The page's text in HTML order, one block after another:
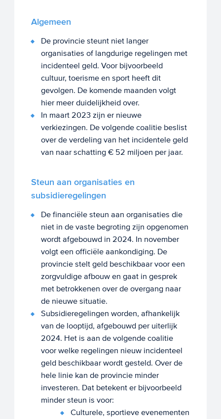
Algemeen
De provincie steunt niet langer
organisaties of langdurige regelingen met
incidenteel geld. Voor bijvoorbeeld
cultuur, toerisme en sport heeft dit
gevolgen. De komende maanden volgt
hier meer duidelijkheid over.
In maart 2023 zijn er nieuwe
verkiezingen. De volgende coalitie beslist
over de verdeling van het incidentele geld
van naar schatting € 52 miljoen per jaar.
Steun aan organisaties en
subsidieregelingen
De financiële steun aan organisaties die
niet in de vaste begroting zijn opgenomen
wordt afgebouwd in 2024. In november
volgt een officiële aankondiging. De
provincie stelt geld beschikbaar voor een
zorgvuldige afbouw en gaat in gesprek
met betrokkenen over de overgang naar
de nieuwe situatie.
Subsidieregelingen worden, afhankelijk
van de looptijd, afgebouwd per uiterlijk
2024. Het is aan de volgende coalitie
voor welke regelingen nieuw incidenteel
geld beschikbaar wordt gesteld. Over de
hele linie kan de provincie minder
investeren. Dat betekent er bijvoorbeeld
minder steun is voor:
Culturele, sportieve evenementen